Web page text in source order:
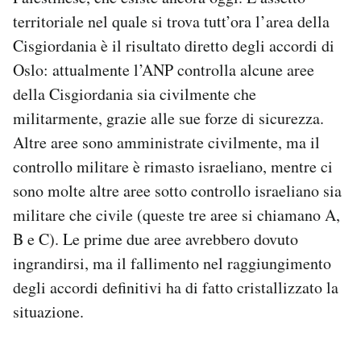
territoriale nel quale si trova tutt’ora l’area della
Cisgiordania è il risultato diretto degli accordi di
Oslo: attualmente l’ANP controlla alcune aree
della Cisgiordania sia civilmente che
militarmente, grazie alle sue forze di sicurezza.
Altre aree sono amministrate civilmente, ma il
controllo militare è rimasto israeliano, mentre ci
sono molte altre aree sotto controllo israeliano sia
militare che civile (queste tre aree si chiamano A,
B e C). Le prime due aree avrebbero dovuto
ingrandirsi, ma il fallimento nel raggiungimento
degli accordi definitivi ha di fatto cristallizzato la
situazione.